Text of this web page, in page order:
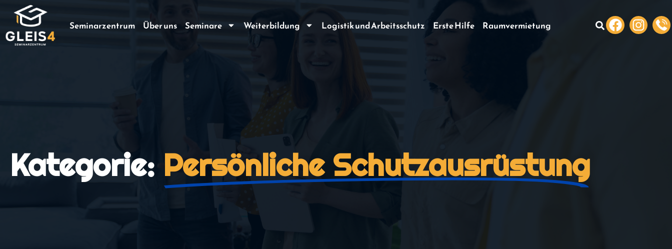
Seminarzentrum Über uns Seminare Weiterbildung Logistik und Arbeitsschutz Erste Hilfe Raumvermietung
Kategorie: Persönliche Schutzausrüstung